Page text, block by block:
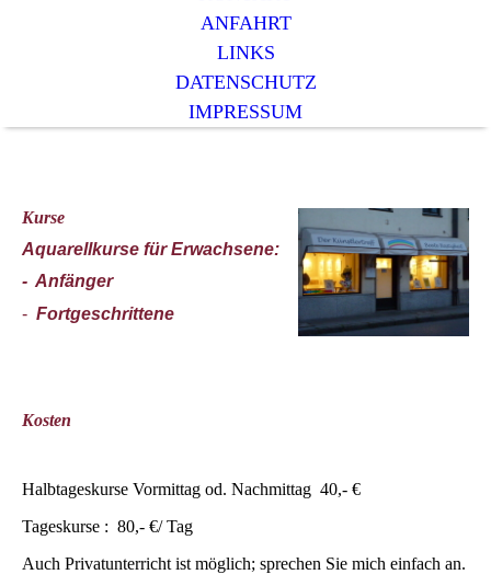
ANFAHRT
LINKS
DATENSCHUTZ
IMPRESSUM
Kurse
Aquarellkurse für Erwachsene:
- Anfänger
- Fortgeschrittene
Kosten
Halbtageskurse Vormittag od. Nachmittag 40,- €
Tageskurse : 80,- €/ Tag
Auch Privatunterricht ist möglich; sprechen Sie mich einfach an.